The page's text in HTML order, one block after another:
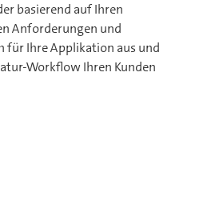
basierend auf Ihren
Anforderungen und
für Ihre Applikation aus und
Workflow Ihren Kunden